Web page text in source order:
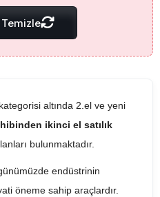
altında 2.el ve yeni
ikinci el satılık
bulunmaktadır.
endüstrinin
öneme sahip araçlardır.